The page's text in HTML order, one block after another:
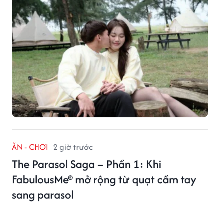
ĂN - CHƠI 2 giờ trước
The Parasol Saga – Phần 1: Khi
FabulousMe® mở rộng từ quạt cầm tay
sang parasol